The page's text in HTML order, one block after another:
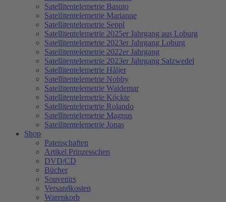
Satellitentelemetrie Basuto
Satellitentelemetrie Marianne
Satellitentelemetrie Seppl
Satellitentelemetrie 2025er Jahrgang aus Loburg
Satellitentelemetrie 2023er Jahrgang Loburg
Satellitentelemetrie 2022er Jahrgang
Satellitentelemetrie 2023er Jahrgang Salzwedel
Satellitentelemetrie Håljer
Satellitentelemetrie Nobby
Satellitentelemetrie Waldemar
Satellitentelemetrie Köckte
Satellitentelemetrie Rolando
Satellitentelemetrie Magnus
Satellitentelemetrie Jonas
Shop
Patenschaften
Artikel Prinzesschen
DVD/CD
Bücher
Souvenirs
Versandkosten
Warenkorb